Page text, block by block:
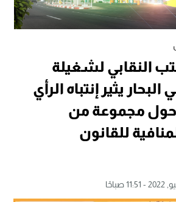
النقابي لشغيلة
يثير إنتباه الرأي
حول مجموعة من
للقانون